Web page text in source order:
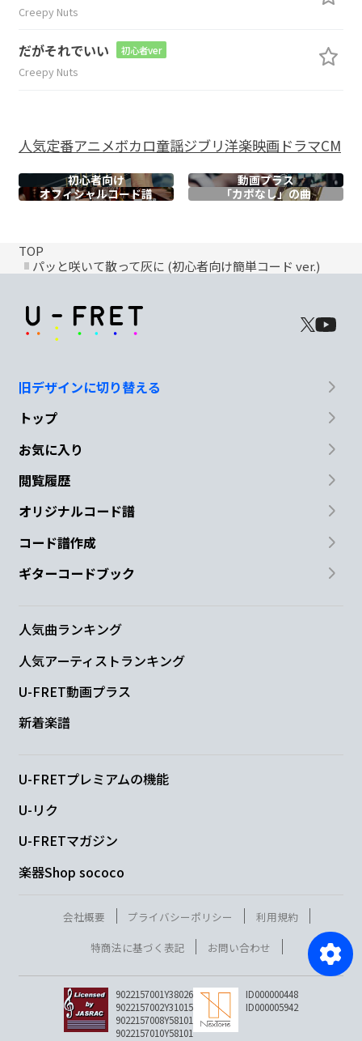
Creepy Nuts
だがそれでいい 初心者ver
Creepy Nuts
人気定番アニメボカロ童謡ジブリ洋楽映画ドラマCM
初心者向け
動画プラス
オフィシャルコード譜 「カポなし」の曲
TOP
パッと咲いて散って灰に (初心者向け簡単コード ver.)
旧デザインに切り替える
トップ
お気に入り
閲覧履歴
オリジナルコード譜
コード譜作成
ギターコードブック
人気曲ランキング
人気アーティストランキング
U-FRET動画プラス
新着楽譜
U-FRETプレミアムの機能
U-リク
U-FRETマガジン
楽器Shop sococo
会社概要 プライバシーポリシー
利用規約
特商法に基づく表記
お問い合わせ
9022157001Y38026
9022157002Y31015
9022157008Y58101
9022157010Y58101
ID000000448
ID000005942